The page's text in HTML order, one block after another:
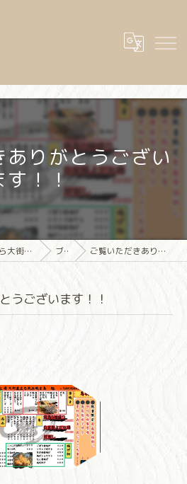
ありがとうござい
す！！
愛媛県大街道の焼き鳥なら大街道立ち飲み焼き鳥 魁(さきがけ) ブログ ご覧いただきありがとうございます！！
うございます！！